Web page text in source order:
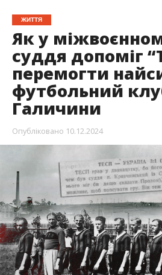
ЖИТТЯ
Як у
суддя допоміг
перемогти
футбольний
Галичини
Опубліковано 10.12.2024